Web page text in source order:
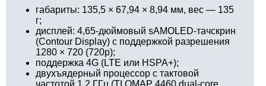
габариты: 135,5 × 67,94 × 8,94 мм, вес — 135
г;
дисплей: 4,65-дюймовый sAMOLED-тачскрин
(Contour Display) с поддержкой разрешения
1280 × 720 (720p);
поддержка 4G (LTE или HSPA+);
двухъядерный процессор с тактовой
частотой 1,2 ГГц (TI OMAP 4460 dual-core